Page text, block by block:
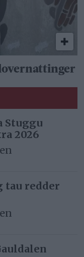
Stuggu
2026
tau redder